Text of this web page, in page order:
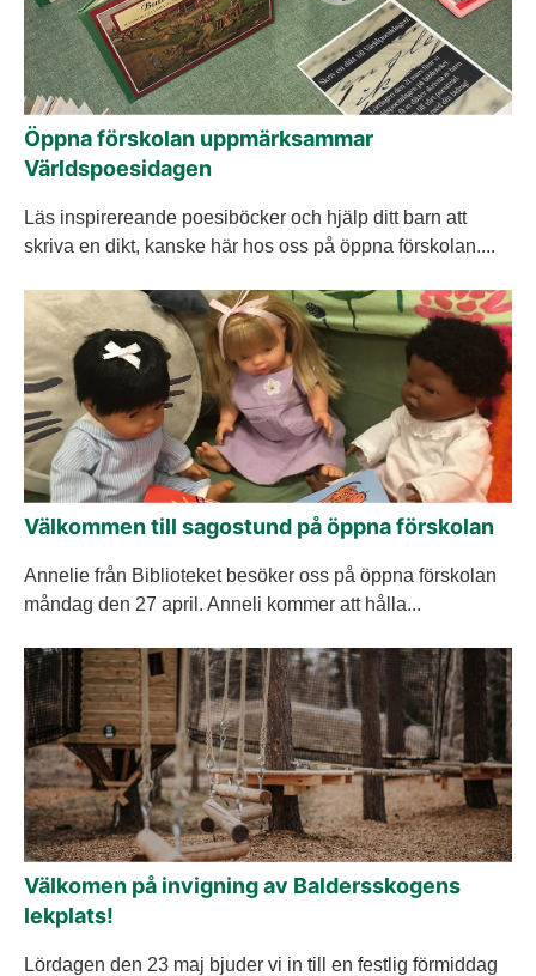
Öppna förskolan uppmärksammar
Världspoesidagen
Läs inspirereande poesiböcker och hjälp ditt barn att
skriva en dikt, kanske här hos oss på öppna förskolan....
Välkommen till sagostund på öppna förskolan
Annelie från Biblioteket besöker oss på öppna förskolan
måndag den 27 april. Anneli kommer att hålla...
Välkomen på invigning av Baldersskogens
lekplats!
Lördagen den 23 maj bjuder vi in till en festlig förmiddag